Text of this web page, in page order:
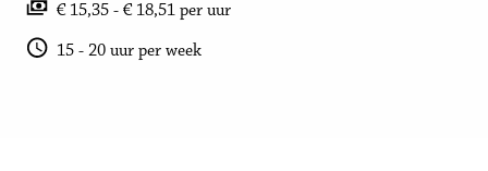
€ 15,35 - € 18,51 per uur
15 - 20 uur per week